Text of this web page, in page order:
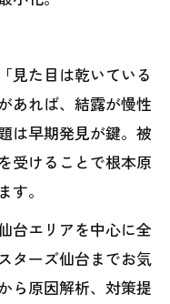
見た目は乾いている
あれば、結露が慢性
は早期発見が鍵。被
受けることで根本原
。
台エリアを中心に全
ターズ仙台までお気
ら原因解析、対策提